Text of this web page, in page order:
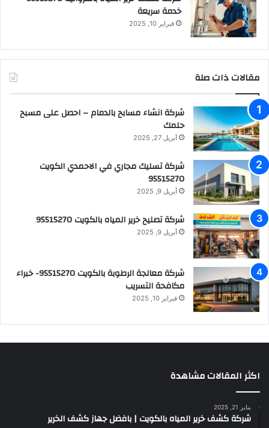
خدمة سريعة
فبراير 10, 2025
مقالات ذات صلة
شركة انشاء مسابح بالدمام – احصل على مسبح
حلمك
أبريل 27, 2025
شركة تسليك مجاري في الاحمدي الكويت
95515270
أبريل 9, 2025
شركة تصليح خرير المياه بالكويت 95515270
أبريل 9, 2025
شركة معالجة الرطوبة بالكويت 95515270- خبراء
مكافحة التسريب
فبراير 10, 2025
اكثر المقالات مشاهدة
يناير 21, 2025
شركة كشف خرير المياه بالكويت | بافضل جهاز كشف الخرير